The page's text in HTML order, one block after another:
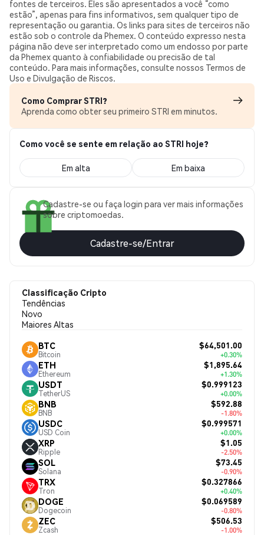
fontes de terceiros. Eles são apresentados a você “como
estão”, apenas para fins informativos, sem qualquer tipo de
representação ou garantia. Os links para sites de terceiros não
estão sob o controle da Phemex. O conteúdo expresso nesta
página não deve ser interpretado como um endosso por parte
da Phemex quanto à confiabilidade ou precisão de tal
conteúdo. Para mais informações, consulte nossos Termos de
Uso e Divulgação de Riscos.
Como Comprar STRI?
Aprenda como obter seu primeiro STRI em minutos.
Como você se sente em relação ao STRI hoje?
Em alta Em baixa
Cadastre-se ou faça login para ver mais informações
sobre criptomoedas.
Cadastre-se/Entrar
Classificação Cripto
Tendências
Novo
Maiores Altas
BTC
Bitcoin
$64,501.00
+0.30%
ETH
Ethereum
$1,895.64
+1.30%
USDT
TetherUS
$0.999123
+0.00%
BNB
BNB
$592.88
-1.80%
USDC
USD Coin
$0.999571
+0.00%
XRP
Ripple
$1.05
-2.50%
SOL
Solana
$73.45
-0.90%
TRX
Tron
$0.327866
+0.40%
DOGE
Dogecoin
$0.069589
-0.80%
ZEC
Zcash
$506.53
-1.00%